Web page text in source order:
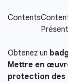
Obtenez un
Mettre en
protection des